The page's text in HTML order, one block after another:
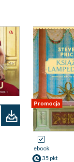
Promocja
ebook
35 pkt